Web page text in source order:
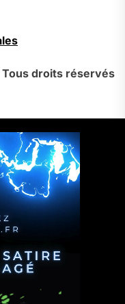
Tous droits réservés